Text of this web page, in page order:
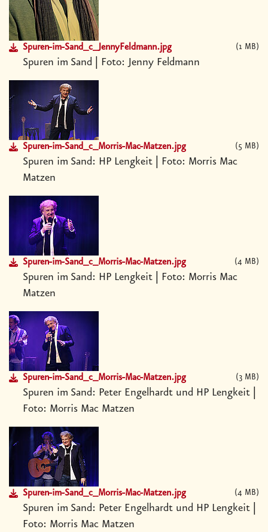
Spuren-im-Sand_c_JennyFeldmann.jpg
Spuren im Sand | Foto: Jenny Feldmann
1 MB
Spuren-im-Sand_c_Morris-Mac-Matzen.jpg
Spuren im Sand: HP Lengkeit | Foto: Morris Mac
Matzen
5 MB
Spuren-im-Sand_c_Morris-Mac-Matzen.jpg
Spuren im Sand: HP Lengkeit | Foto: Morris Mac
Matzen
4 MB
Spuren-im-Sand_c_Morris-Mac-Matzen.jpg
Spuren im Sand: Peter Engelhardt und HP Lengkeit |
Foto: Morris Mac Matzen
3 MB
Spuren-im-Sand_c_Morris-Mac-Matzen.jpg
Spuren im Sand: Peter Engelhardt und HP Lengkeit |
Foto: Morris Mac Matzen
4 MB